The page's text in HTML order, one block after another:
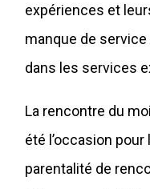
expériences et
manque de
dans les services
La rencontre du
été l’occasion
parentalité de